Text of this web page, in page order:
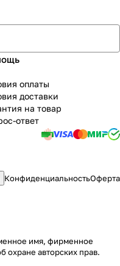
оплаты
доставки
на товар
ответ
КонфиденциальностьОферта
имя, фирменное
охране авторских прав.